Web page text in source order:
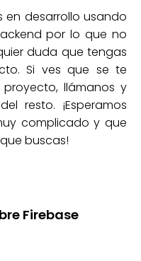
en desarrollo usando
por lo que no
duda que tengas
Si ves que se te
llámanos y
resto. ¡Esperamos
complicado y que
buscas!
Firebase